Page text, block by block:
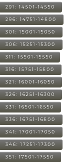
291: 14501-14550
296: 14751-14800
301: 15001-15050
306: 15251-15300
311: 15501-15550
316: 15751-15800
321: 16001-16050
326: 16251-16300
331: 16501-16550
336: 16751-16800
341: 17001-17050
346: 17251-17300
351: 17501-17550